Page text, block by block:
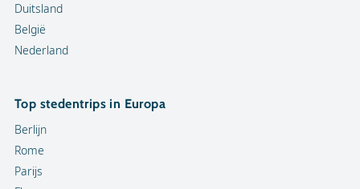
Duitsland
België
Nederland
Top stedentrips in Europa
Berlijn
Rome
Parijs